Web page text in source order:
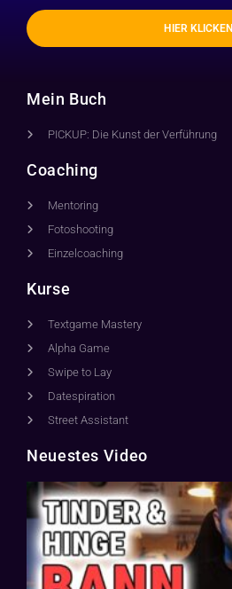
HIER KLICKEN
Mein Buch
PICKUP: Die Kunst der Verführung
Coaching
Mentoring
Fotoshooting
Einzelcoaching
Kurse
Textgame Mastery
Alpha Game
Swipe to Lay
Datespiration
Street Assistant
Neuestes Video